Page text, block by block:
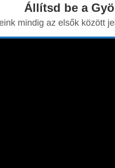
Állítsd be a
mindig az elsők között